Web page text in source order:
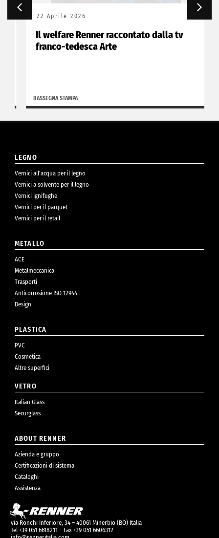
22 Aprile 2026
Il welfare Renner raccontato dalla tv
franco-tedesca Arte
RASSEGNA STAMPA
LEGNO
Vernici all’acqua per il legno
Vernici a solvente per il legno
Vernici ignifughe
Vernici per il parquet
Vernici per il retail
METALLO
ACE
Metalmeccanica
Trasporti
Anticorrosione ISO 12944
Design
PLASTICA
PVC
Cosmetica
Altre superfici
VETRO
Italian Glass
Securglass
ABOUT RENNER
Azienda e gruppo
Certificazioni di sistema
Cataloghi
Assistenza
via Ronchi Inferiore, 34 – 40061 Minerbio (BO) Italia
Tel +39 051 6618211 – Fax +39 051 6606312